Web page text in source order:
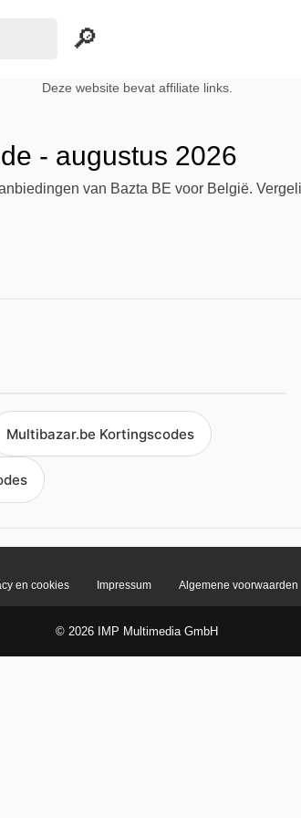
Deze website bevat affiliate links.
- augustus 2026
van Bazta BE voor België.
Multibazar.be Kortingscodes
en cookies Impressum Algemene voorwaarden
© 2026 IMP Multimedia GmbH